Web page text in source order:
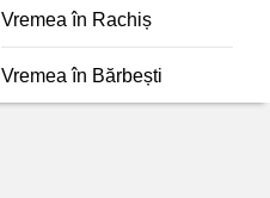
Vremea în Rachiș
Vremea în Bărbești